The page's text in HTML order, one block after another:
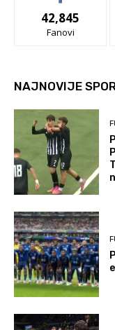
42,845
Fanovi
NAJNOVIJE